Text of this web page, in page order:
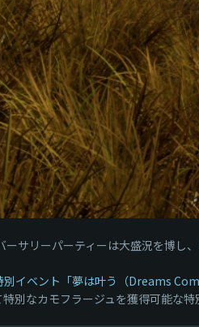
ーサリーパーティーは大盛況を博し
別イベント「夢は叶う（Dreams
特別なカモフラージュを獲得可能